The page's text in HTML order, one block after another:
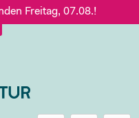
Freitag, 07.08.!
95 € Warenwert
Freitag, 07.08.!